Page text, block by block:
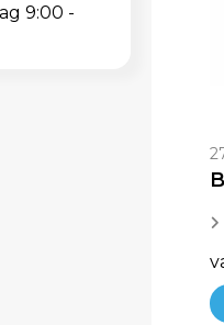
9:00 -